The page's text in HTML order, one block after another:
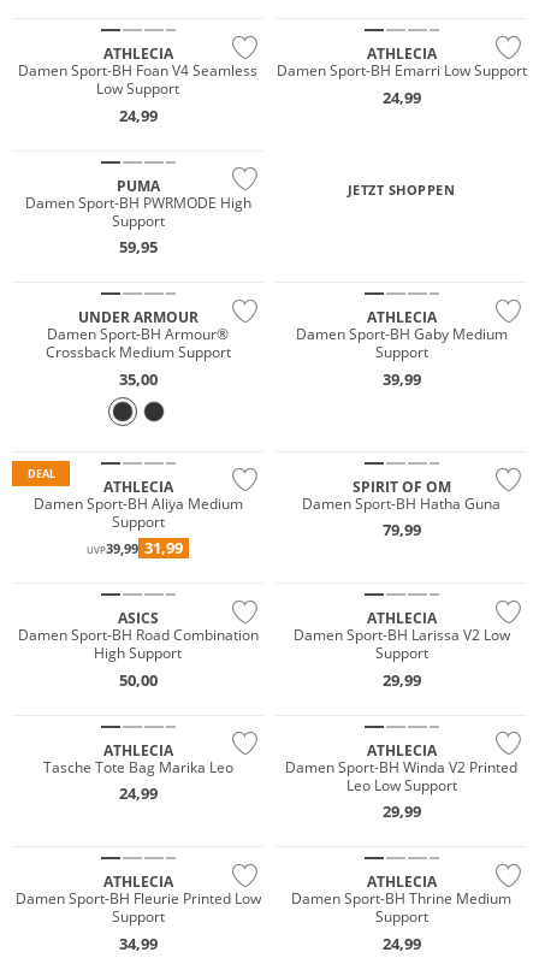
ATHLECIA
Damen Sport-BH Foan V4 Seamless
Low Support
24,99
ATHLECIA
Damen Sport-BH Emarri Low Support
24,99
PUMA
Damen Sport-BH PWRMODE High
Support
59,95
JETZT SHOPPEN
UNDER ARMOUR
Damen Sport-BH Armour®
Crossback Medium Support
35,00
ATHLECIA
Damen Sport-BH Gaby Medium
Support
39,99
DEAL
ATHLECIA
Damen Sport-BH Aliya Medium
Support
UVP39,99 31,99
SPIRIT OF OM
Damen Sport-BH Hatha Guna
79,99
ASICS
Damen Sport-BH Road Combination
High Support
50,00
ATHLECIA
Damen Sport-BH Larissa V2 Low
Support
29,99
ATHLECIA
Tasche Tote Bag Marika Leo
24,99
ATHLECIA
Damen Sport-BH Winda V2 Printed
Leo Low Support
29,99
ATHLECIA
Damen Sport-BH Fleurie Printed Low
Support
34,99
ATHLECIA
Damen Sport-BH Thrine Medium
Support
24,99